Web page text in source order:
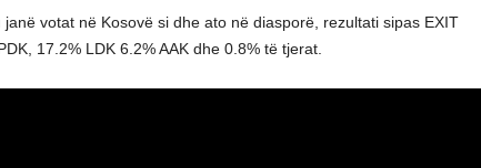
votat në Kosovë si dhe ato në diasporë, rezultati sipas EXIT
17.2% LDK 6.2% AAK dhe 0.8% të tjerat.